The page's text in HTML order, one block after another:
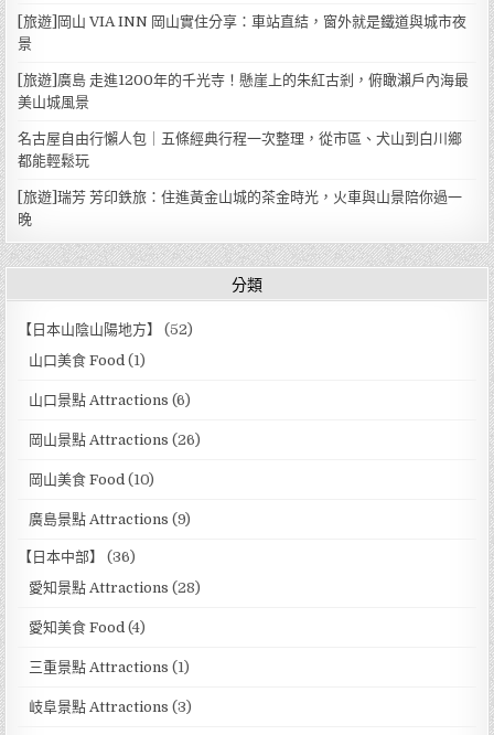
[旅遊]岡山 VIA INN 岡山實住分享：車站直結，窗外就是鐵道與城市夜
景
[旅遊]廣島 走進1200年的千光寺！懸崖上的朱紅古剎，俯瞰瀨戶內海最
美山城風景
名古屋自由行懶人包｜五條經典行程一次整理，從市區、犬山到白川鄉
都能輕鬆玩
[旅遊]瑞芳 芳印鉄旅：住進黃金山城的茶金時光，火車與山景陪你過一
晚
分類
【日本山陰山陽地方】
(52)
山口美食 Food (1)
山口景點 Attractions (6)
岡山景點 Attractions (26)
岡山美食 Food (10)
廣島景點 Attractions (9)
【日本中部】
(36)
愛知景點 Attractions (28)
愛知美食 Food (4)
三重景點 Attractions (1)
岐阜景點 Attractions (3)